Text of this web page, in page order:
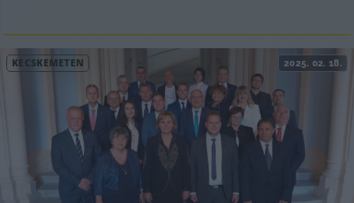
KECSKEMÉTEN 2025. 02. 18.